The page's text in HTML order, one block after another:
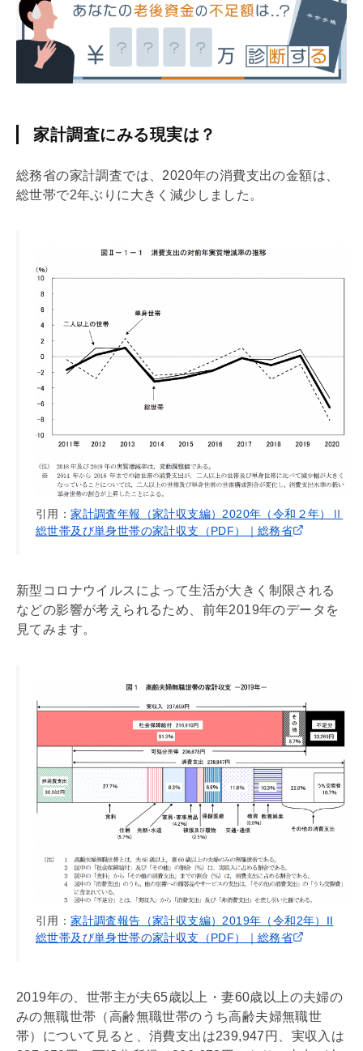
家計調査にみる現実は？
総務省の家計調査では、2020年の消費支出の金額は、
総世帯で2年ぶりに大きく減少しました。
引用：家計調査年報（家計収支編）2020年（令和２年）Ⅱ
総世帯及び単身世帯の家計収支（PDF）｜総務省
新型コロナウイルスによって生活が大きく制限される
などの影響が考えられるため、前年2019年のデータを
見てみます。
引用：家計調査報告（家計収支編）2019年（令和2年）II
総世帯及び単身世帯の家計収支（PDF）｜総務省
2019年の、世帯主が夫65歳以上・妻60歳以上の夫婦の
みの無職世帯（高齢無職世帯のうち高齢夫婦無職世
帯）について見ると、消費支出は239,947円、実収入は